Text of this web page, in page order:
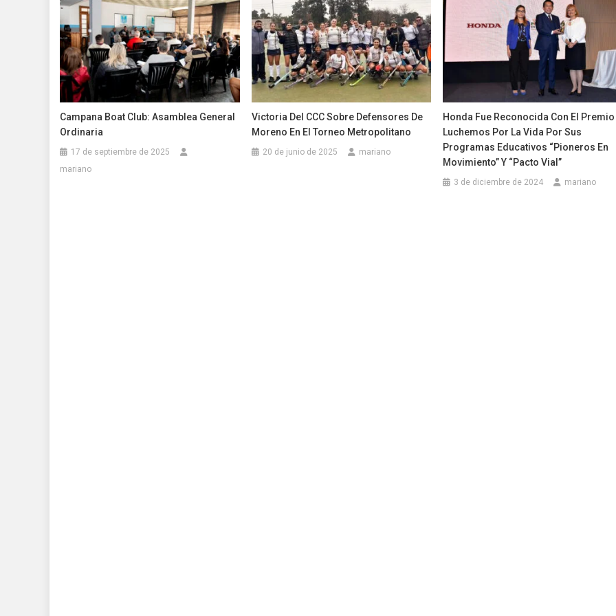
Campana Boat Club: Asamblea General
Ordinaria
17 de septiembre de 2025
mariano
Victoria Del CCC Sobre Defensores De
Moreno En El Torneo Metropolitano
20 de junio de 2025 mariano
Honda Fue Reconocida Con El Premio
Luchemos Por La Vida Por Sus
Programas Educativos “Pioneros En
Movimiento” Y “Pacto Vial”
3 de diciembre de 2024 mariano